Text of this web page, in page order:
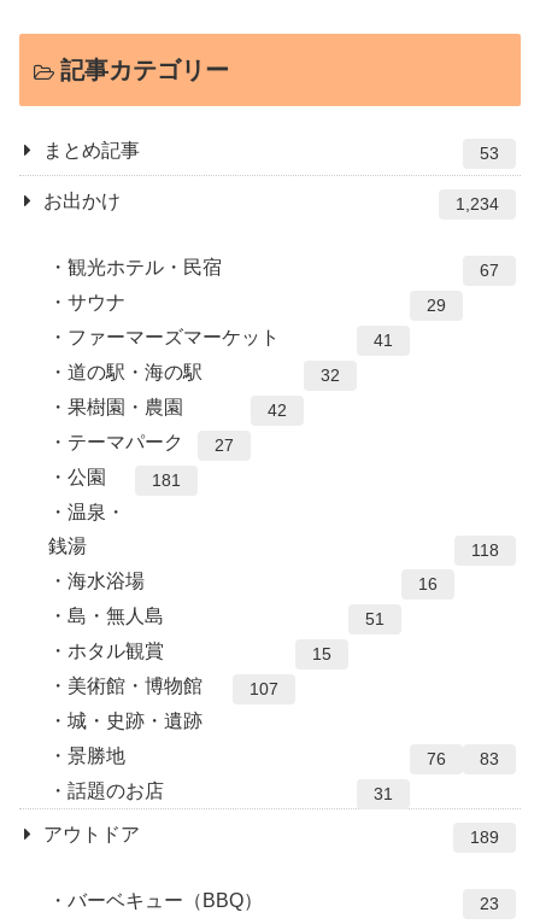
記事カテゴリー
まとめ記事 53
お出かけ 1,234
観光ホテル・民宿 67
サウナ 29
ファーマーズマーケット 41
道の駅・海の駅 32
果樹園・農園 42
テーマパーク 27
公園 181
温泉・
銭湯
118
海水浴場 16
島・無人島 51
ホタル観賞 15
美術館・博物館 107
城・史跡・遺跡
83
景勝地 76
話題のお店 31
アウトドア 189
バーベキュー（BBQ） 23